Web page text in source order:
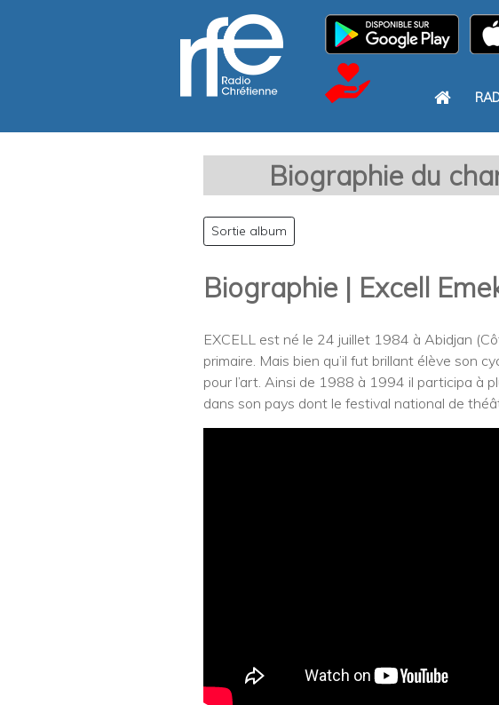
Biographie du
Sortie album
Biographie | Excell
EXCELL est né le 24 juillet 1984 à Abidjan
primaire. Mais bien qu’il fut brillant élève son
pour l’art. Ainsi de 1988 à 1994 il participa à
dans son pays dont le festival national de